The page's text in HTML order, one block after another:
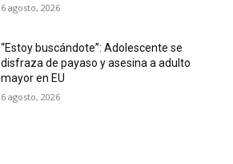
6 agosto, 2026
“Estoy buscándote”: Adolescente se
disfraza de payaso y asesina a adulto
mayor en EU
6 agosto, 2026